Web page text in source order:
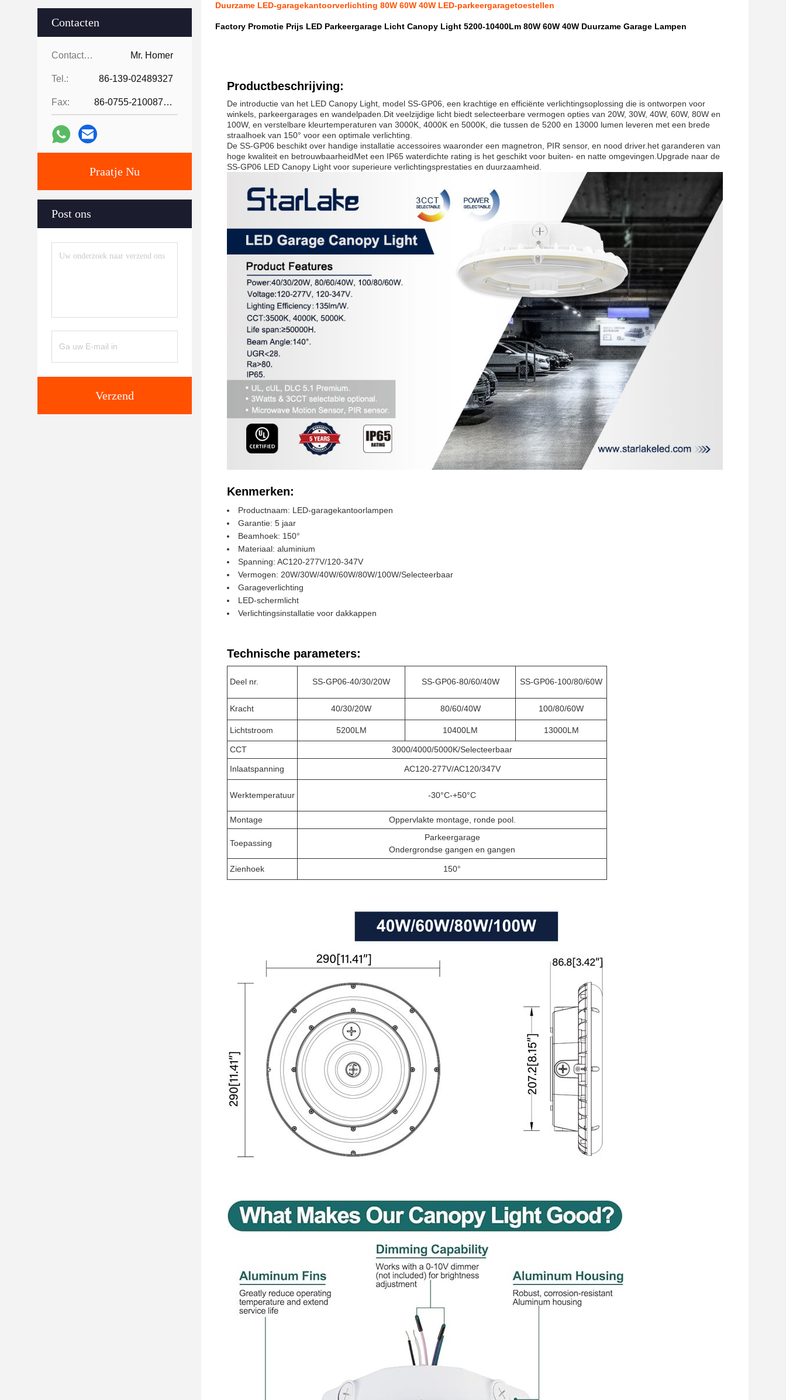
Contacten
Contacten: Mr. Homer
Tel.: 86-139-02489327
Fax: 86-0755-21008727
Praatje Nu
Post ons
Verzend
Duurzame LED-garagekantoorverlichting 80W 60W 40W LED-parkeergaragetoestellen
Factory Promotie Prijs LED Parkeergarage Licht Canopy Light 5200-10400Lm 80W 60W 40W Duurzame Garage Lampen
Productbeschrijving:
De introductie van het LED Canopy Light, model SS-GP06, een krachtige en efficiënte verlichtingsoplossing die is ontworpen voor
winkels, parkeergarages en wandelpaden.Dit veelzijdige licht biedt selecteerbare vermogen opties van 20W, 30W, 40W, 60W, 80W en
100W, en verstelbare kleurtemperaturen van 3000K, 4000K en 5000K, die tussen de 5200 en 13000 lumen leveren met een brede
straalhoek van 150° voor een optimale verlichting.
De SS-GP06 beschikt over handige installatie accessoires waaronder een magnetron, PIR sensor, en nood driver.het garanderen van
hoge kwaliteit en betrouwbaarheidMet een IP65 waterdichte rating is het geschikt voor buiten- en natte omgevingen.Upgrade naar de
SS-GP06 LED Canopy Light voor superieure verlichtingsprestaties en duurzaamheid.
Kenmerken:
Productnaam: LED-garagekantoorlampen
Garantie: 5 jaar
Beamhoek: 150°
Materiaal: aluminium
Spanning: AC120-277V/120-347V
Vermogen: 20W/30W/40W/60W/80W/100W/Selecteerbaar
Garageverlichting
LED-schermlicht
Verlichtingsinstallatie voor dakkappen
Technische parameters:
Deel nr. SS-GP06-40/30/20W SS-GP06-80/60/40W SS-GP06-100/80/60W
Kracht 40/30/20W 80/60/40W 100/80/60W
Lichtstroom 5200LM 10400LM 13000LM
CCT 3000/4000/5000K/Selecteerbaar
Inlaatspanning AC120-277V/AC120/347V
Werktemperatuur -30°C-+50°C
Montage Oppervlakte montage, ronde pool.
Toepassing
Parkeergarage
Ondergrondse gangen en gangen
Zienhoek 150°